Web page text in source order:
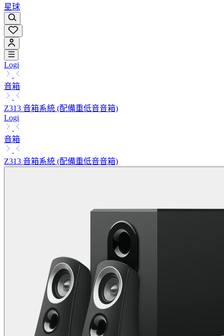
星球
Logi
音箱
Z313 音箱系統 (配備重低音音箱)
Logi
音箱
Z313 音箱系統 (配備重低音音箱)